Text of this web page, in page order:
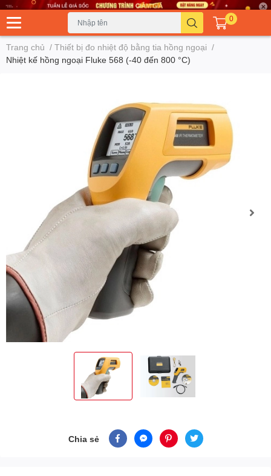
0
Trang chủ / Thiết bị đo nhiệt độ bằng tia hồng ngoại /
Nhiệt kế hồng ngoại Fluke 568 (-40 đến 800 °C)
Chia sẻ